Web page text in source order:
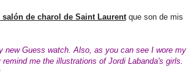
salón de charol de Saint Laurentque son de mis
Guess watch. Also, as you can see I wore my
me the illustrations of Jordi Labanda's girls.